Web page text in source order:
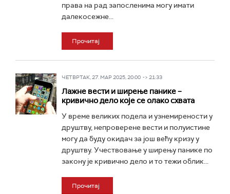
права на рад запосленима могу имати
далекосежне...
Прочитај
ЧЕТВРТАК, 27. МАР 2025, 20:00 -> 21:33
Лажне вести и ширење панике –
кривично дело које се олако схвата
У време великих подела и узнемирености у
друштву, непроверене вести и полуистине
могу да буду окидач за још већу кризу у
друштву. Учествовање у ширењу панике по
закону је кривично дело и то тежи облик...
Прочитај